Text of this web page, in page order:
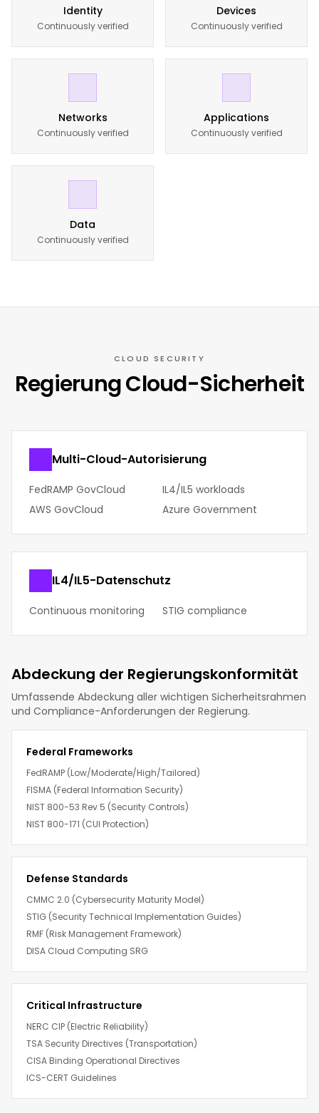
Identity
Continuously verified
Devices
Continuously verified
Networks
Continuously verified
Applications
Continuously verified
Data
Continuously verified
CLOUD SECURITY
Regierung Cloud-Sicherheit
Multi-Cloud-Autorisierung
FedRAMP GovCloud
IL4/IL5 workloads
AWS GovCloud
Azure Government
IL4/IL5-Datenschutz
Continuous monitoring STIG compliance
Abdeckung der Regierungskonformität
Umfassende Abdeckung aller wichtigen Sicherheitsrahmen
und Compliance-Anforderungen der Regierung.
Federal Frameworks
FedRAMP (Low/Moderate/High/Tailored)
FISMA (Federal Information Security)
NIST 800-53 Rev 5 (Security Controls)
NIST 800-171 (CUI Protection)
Defense Standards
CMMC 2.0 (Cybersecurity Maturity Model)
STIG (Security Technical Implementation Guides)
RMF (Risk Management Framework)
DISA Cloud Computing SRG
Critical Infrastructure
NERC CIP (Electric Reliability)
TSA Security Directives (Transportation)
CISA Binding Operational Directives
ICS-CERT Guidelines